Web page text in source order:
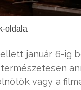
oldala
január 6-ig
vagy a